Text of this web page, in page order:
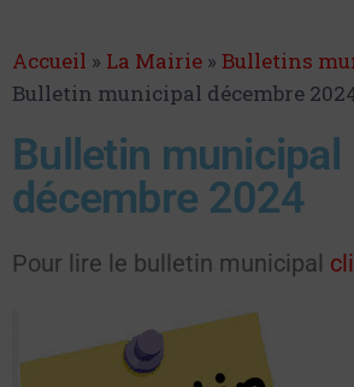
Accueil » La Mairie » Bulletins
Bulletin municipal décembre
Bulletin municipal
décembre 2024
Pour lire le bulletin municipal